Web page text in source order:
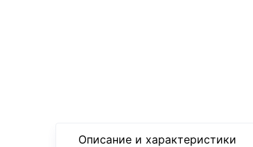
Описание и характеристики